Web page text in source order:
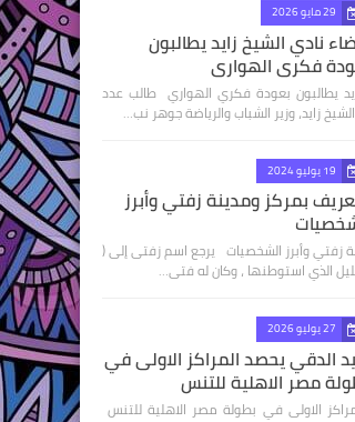
29 مايو 2026
نادي الشيخ زايد يطالبون
فكري الهواري
يطالبون بعودة فكري الهواري طالب عدد
زايد، وزير الشباب والرياضة جوهر نب…
19 يوليو 2024
بمركز ومدينة زفتي وأبرز
زفتي وأبرز الشخصيات يرجع اسم زفتى إلى (
الذي استوطنها ، وكان له فتى…
27 يوليو 2026
الدقي يحصد المراكز الاولى في
مصر الاهلية للتنس
الاولى في بطولة مصر الاهلية للتنس